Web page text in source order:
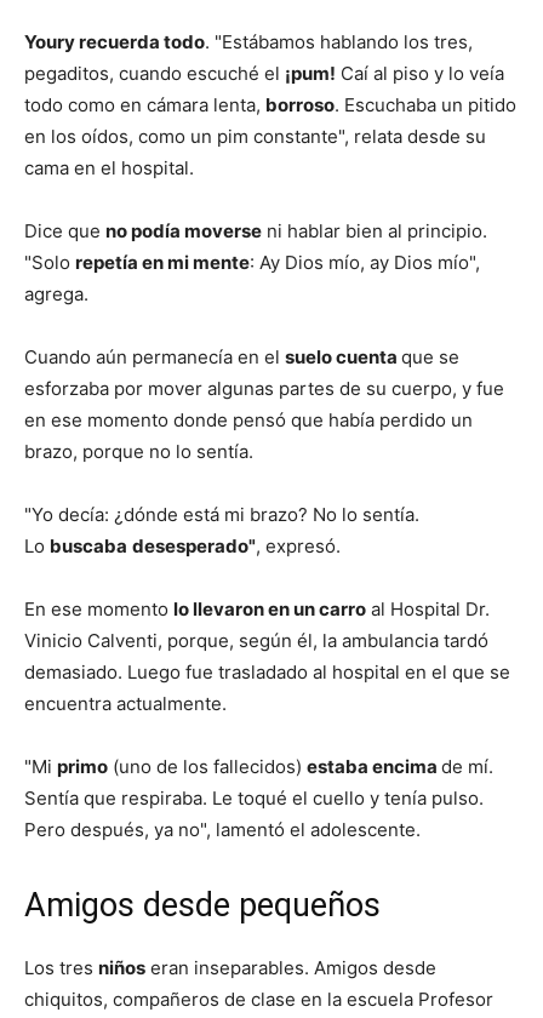
Youry recuerda todo. "Estábamos hablando los tres,
pegaditos, cuando escuché el ¡pum! Caí al piso y lo veía
todo como en cámara lenta, borroso. Escuchaba un pitido
en los oídos, como un pim constante", relata desde su
cama en el hospital.
Dice que no podía moverse ni hablar bien al principio.
"Solo repetía en mi mente: Ay Dios mío, ay Dios mío",
agrega.
Cuando aún permanecía en el suelo cuenta que se
esforzaba por mover algunas partes de su cuerpo, y fue
en ese momento donde pensó que había perdido un
brazo, porque no lo sentía.
"Yo decía: ¿dónde está mi brazo? No lo sentía.
Lo buscaba desesperado", expresó.
En ese momento lo llevaron en un carro al Hospital Dr.
Vinicio Calventi, porque, según él, la ambulancia tardó
demasiado. Luego fue trasladado al hospital en el que se
encuentra actualmente.
"Mi primo (uno de los fallecidos) estaba encima de mí.
Sentía que respiraba. Le toqué el cuello y tenía pulso.
Pero después, ya no", lamentó el adolescente.
Amigos desde pequeños
Los tres niños eran inseparables. Amigos desde
chiquitos, compañeros de clase en la escuela Profesor